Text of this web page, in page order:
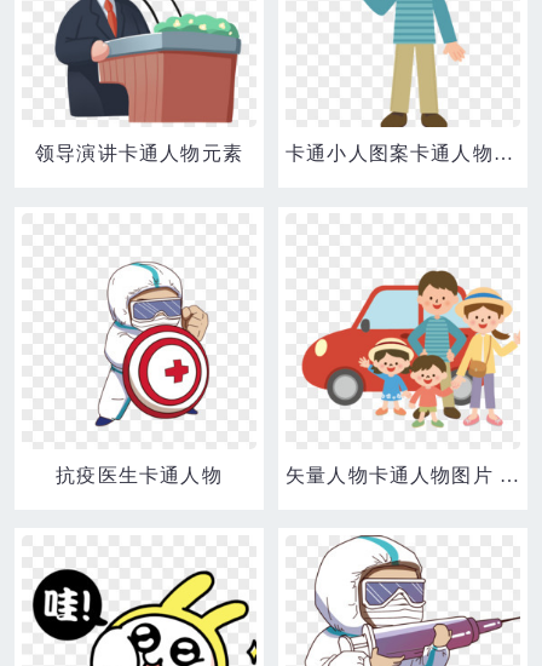
领导演讲卡通人物元素 卡通小人图案卡通人物素材 打招呼的小男孩
抗疫医生卡通人物 矢量人物卡通人物图片 卡通汽车一家人